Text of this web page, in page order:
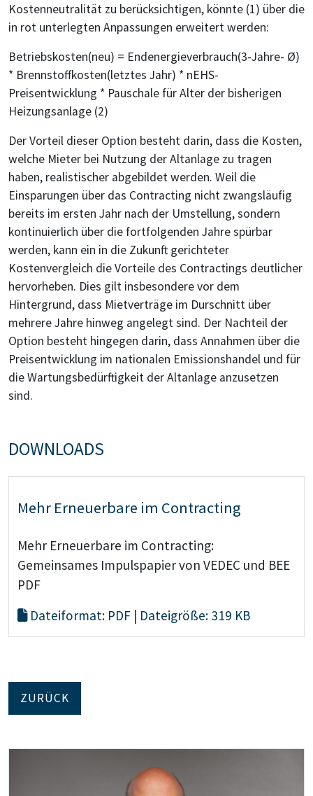
Kostenneutralität zu berücksichtigen, könnte (1) über die
in rot unterlegten Anpassungen erweitert werden:
Betriebskosten(neu) = Endenergieverbrauch(3-Jahre- Ø)
* Brennstoffkosten(letztes Jahr) * nEHS-
Preisentwicklung * Pauschale für Alter der bisherigen
Heizungsanlage (2)
Der Vorteil dieser Option besteht darin, dass die Kosten,
welche Mieter bei Nutzung der Altanlage zu tragen
haben, realistischer abgebildet werden. Weil die
Einsparungen über das Contracting nicht zwangsläufig
bereits im ersten Jahr nach der Umstellung, sondern
kontinuierlich über die fortfolgenden Jahre spürbar
werden, kann ein in die Zukunft gerichteter
Kostenvergleich die Vorteile des Contractings deutlicher
hervorheben. Dies gilt insbesondere vor dem
Hintergrund, dass Mietverträge im Durschnitt über
mehrere Jahre hinweg angelegt sind. Der Nachteil der
Option besteht hingegen darin, dass Annahmen über die
Preisentwicklung im nationalen Emissionshandel und für
die Wartungsbedürftigkeit der Altanlage anzusetzen
sind.
DOWNLOADS
Mehr Erneuerbare im Contracting
Mehr Erneuerbare im Contracting:
Gemeinsames Impulspapier von VEDEC und BEE
PDF
Dateiformat: PDF | Dateigröße: 319 KB
ZURÜCK